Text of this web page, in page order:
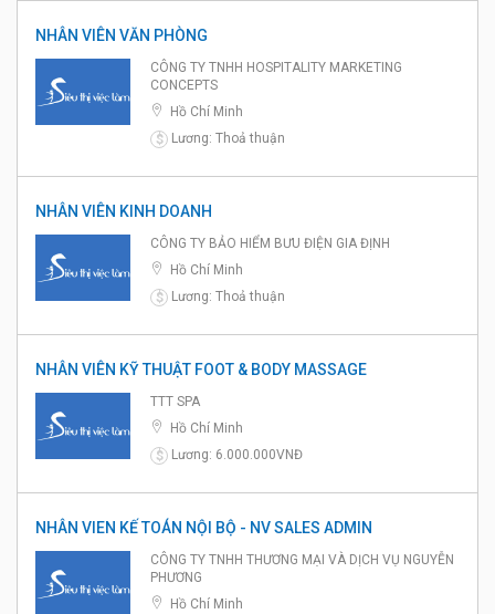
NHÂN VIÊN VĂN PHÒNG
CÔNG TY TNHH HOSPITALITY MARKETING
CONCEPTS
Hồ Chí Minh
$
Lương: Thoả thuận
NHÂN VIÊN KINH DOANH
CÔNG TY BẢO HIỂM BƯU ĐIỆN GIA ĐỊNH
Hồ Chí Minh
$
Lương: Thoả thuận
NHÂN VIÊN KỸ THUẬT FOOT & BODY MASSAGE
TTT SPA
Hồ Chí Minh
$
Lương: 6.000.000VNĐ
NHÂN VIEN KẾ TOÁN NỘI BỘ - NV SALES ADMIN
CÔNG TY TNHH THƯƠNG MẠI VÀ DỊCH VỤ NGUYỄN
PHƯƠNG
Hồ Chí Minh